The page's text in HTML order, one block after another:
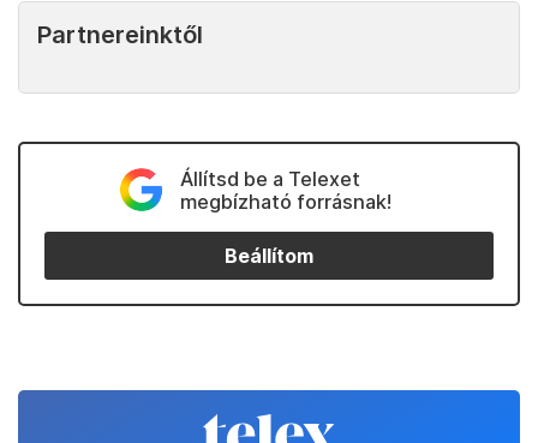
Partnereinktől
Állítsd be a Telexet
megbízható forrásnak!
Beállítom